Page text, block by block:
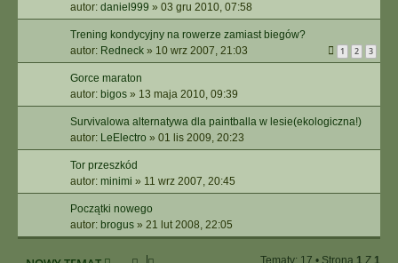
autor: daniel999 » 03 gru 2010, 07:58
Trening kondycyjny na rowerze zamiast biegów?
autor: Redneck » 10 wrz 2007, 21:03 1 2 3
Gorce maraton
autor: bigos » 13 maja 2010, 09:39
Survivalowa alternatywa dla paintballa w lesie(ekologiczna!)
autor: LeElectro » 01 lis 2009, 20:23
Tor przeszkód
autor: minimi » 11 wrz 2007, 20:45
Początki nowego
autor: brogus » 21 lut 2008, 22:05
Tematy: 17 • Strona 1 Z 1